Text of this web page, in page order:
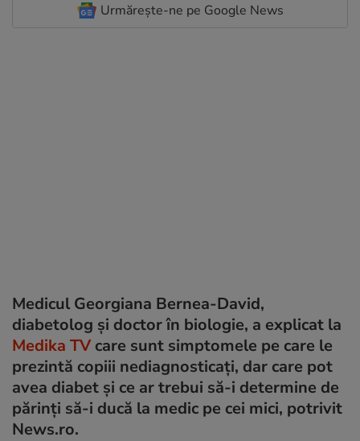
Urmărește-ne pe Google News
Medicul Georgiana Bernea-David,
diabetolog şi doctor în biologie, a explicat la
Medika TVcare sunt simptomele pe care le
prezintă copiii nediagnosticaţi, dar care pot
avea diabet şi ce ar trebui să-i determine de
părinţi să-i ducă la medic pe cei mici, potrivit
News.ro.